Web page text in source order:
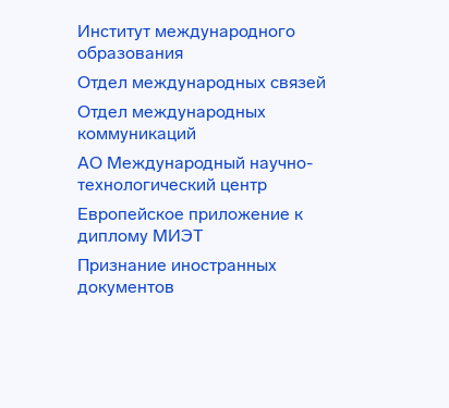
Институт международного
образования
Отдел международных связей
Отдел международных
коммуникаций
АО Международный научно-
технологический центр
Европейское приложение к
диплому МИЭТ
Признание иностранных
документов